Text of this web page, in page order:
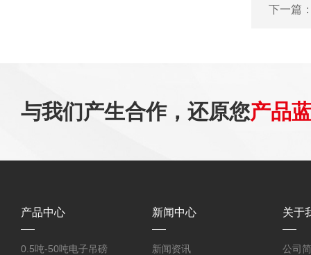
下一篇
与我们产生合作，还原您产品
产品中心
0.5吨-50吨电子吊磅
新闻中心
新闻资讯
关于
公司